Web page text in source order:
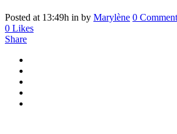
Posted at 13:49h in by Marylène 0
0 Likes
Share